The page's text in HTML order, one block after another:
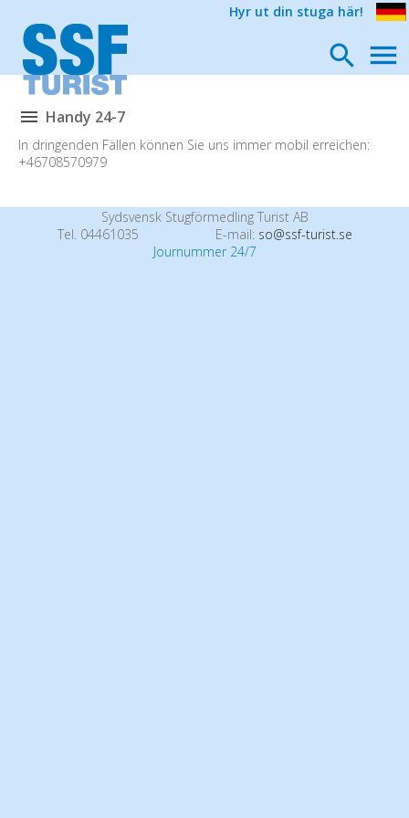
Hyr ut din stuga här!
Handy 24-7
In dringenden Fällen können Sie uns immer mobil erreichen:
+46708570979
Sydsvensk Stugförmedling Turist AB
Tel. 04461035
E-mail: so@ssf-turist.se
Journummer 24/7